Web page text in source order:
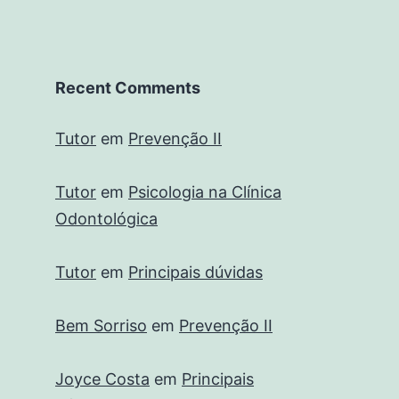
Recent Comments
Tutor em Prevenção II
Tutor em Psicologia na Clínica
Odontológica
Tutor em Principais dúvidas
Bem Sorriso em Prevenção II
Joyce Costa em Principais